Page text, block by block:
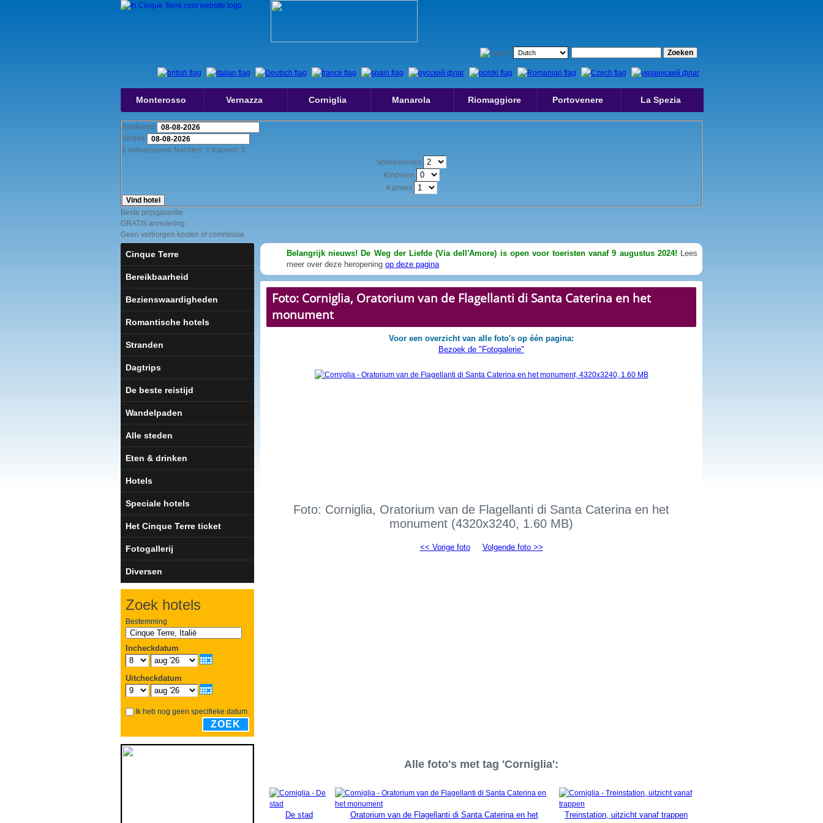
Monterosso Vernazza Corniglia Manarola Riomaggiore Portovenere La Spezia
Aankomst
Vertrek
2 volwassenen Nachten: 1 Kamers: 1
Volwassenen
Kinderen
Kamers
Vind hotel
Beste prijsgarantie
GRATIS annulering
Geen verborgen kosten of commissie
Belangrijk nieuws! De Weg der Liefde (Via dell'Amore) is open voor toeristen vanaf 9 augustus 2024! Lees
meer over deze heropening op deze pagina
Foto: Corniglia, Oratorium van de Flagellanti di Santa Caterina en het
monument
Voor een overzicht van alle foto's op één pagina:
Bezoek de "Fotogalerie"
Foto: Corniglia, Oratorium van de Flagellanti di Santa Caterina en het
monument (4320x3240, 1.60 MB)
<< Vorige foto Volgende foto >>
Alle foto's met tag 'Corniglia':
De stad
Oratorium van de Flagellanti di Santa Caterina en het
Treinstation, uitzicht vanaf trappen
Cinque Terre
Bereikbaarheid
Bezienswaardigheden
Romantische hotels
Stranden
Dagtrips
De beste reistijd
Wandelpaden
Alle steden
Eten & drinken
Hotels
Speciale hotels
Het Cinque Terre ticket
Fotogallerij
Diversen
Zoek hotels
Bestemming
Incheckdatum
Uitcheckdatum
Ik heb nog geen specifieke datum
ZOEK